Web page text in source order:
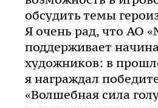
обсудить темы
Я очень рад, что АО
поддерживает
художников: в
я награждал
«Волшебная сила